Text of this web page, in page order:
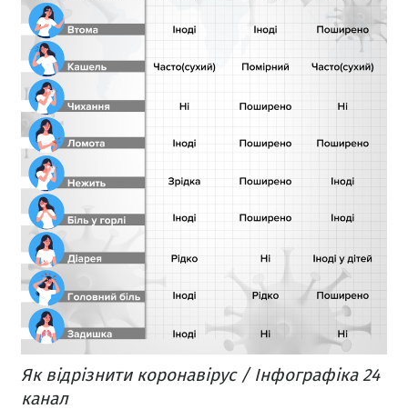
Як відрізнити коронавірус / Інфографіка 24
канал